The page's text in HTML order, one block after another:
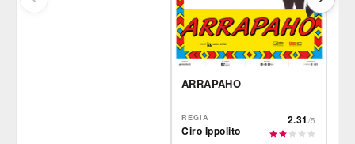
ARRAPAHO
REGIA
Ciro Ippolito
2.31 /5